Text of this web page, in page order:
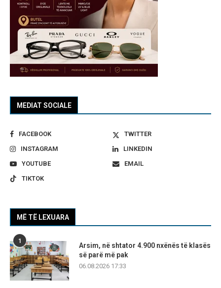
MEDIAT SOCIALE
FACEBOOK
TWITTER
INSTAGRAM
LINKEDIN
YOUTUBE
EMAIL
TIKTOK
MË TË LEXUARA
1
Arsim, në shtator 4.900 nxënës të klasës
së parë më pak
06.08.2026 17:33